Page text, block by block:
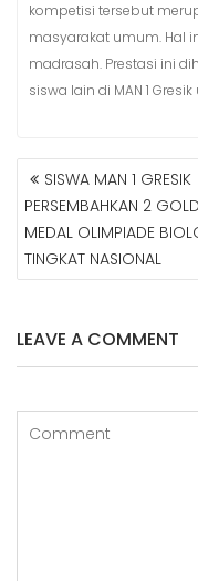
kompetisi tersebut
masyarakat umum. Hal
madrasah. Prestasi ini
siswa lain di MAN 1
N
A
V
G
S
I
O
SISWA MAN 1 GRESIK
PERSEMBAHKAN 2 GOLD
MEDAL OLIMPIADE
TINGKAT NASIONAL
LEAVE A COMMENT